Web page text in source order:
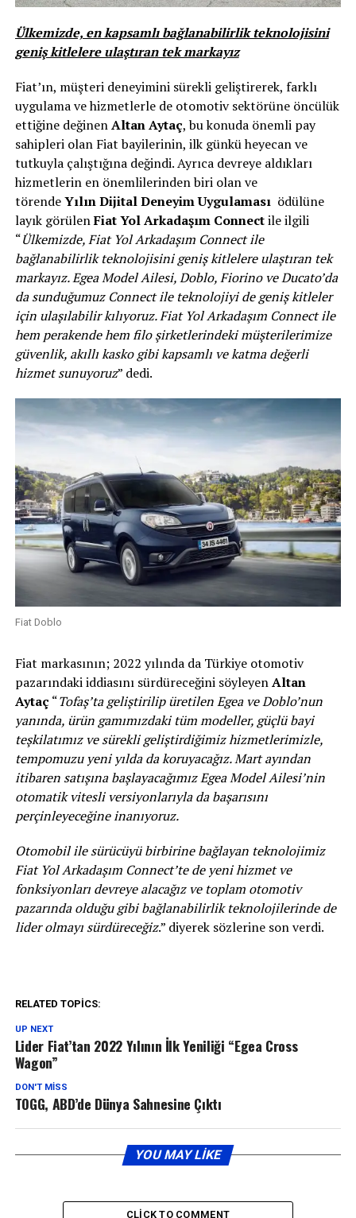
Ülkemizde, en kapsamlı bağlanabilirlik teknolojisini
geniş kitlelere ulaştıran tek markayız
Fiat’ın, müşteri deneyimini sürekli geliştirerek, farklı
uygulama ve hizmetlerle de otomotiv sektörüne öncülük
ettiğine değinenAltan Aytaç, bu konuda önemli pay
sahipleri olan Fiat bayilerinin, ilk günkü heyecan ve
tutkuyla çalıştığına değindi. Ayrıca devreye aldıkları
hizmetlerin en önemlilerinden biri olanve
törendeYılın Dijital Deneyim Uygulamasıödülüne
layık görülenFiat Yol Arkadaşım Connectile ilgili
“Ülkemizde, Fiat Yol Arkadaşım Connect ile
bağlanabilirlik teknolojisini geniş kitlelere ulaştıran tek
markayız. Egea Model Ailesi, Doblo, Fiorino ve Ducato’da
da sunduğumuz Connect ile teknolojiyi de geniş kitleler
için ulaşılabilir kılıyoruz. Fiat Yol Arkadaşım Connect ile
hem perakende hem filo şirketlerindeki müşterilerimize
güvenlik, akıllı kasko gibi kapsamlı ve katma değerli
hizmet sunuyoruz” dedi.
Fiat Doblo
Fiat markasının; 2022 yılında da Türkiye otomotiv
pazarındaki iddiasını sürdüreceğini söyleyenAltan
Aytaç “Tofaş’ta geliştirilip üretilen Egea ve Doblo’nun
yanında, ürün gamımızdaki tüm modeller, güçlü bayi
teşkilatımız ve sürekli geliştirdiğimiz hizmetlerimizle,
tempomuzu yeni yılda da koruyacağız. Mart ayından
itibaren satışına başlayacağımız Egea Model Ailesi’nin
otomatik vitesli versiyonlarıyla da başarısını
perçinleyeceğine inanıyoruz.
Otomobil ile sürücüyü birbirine bağlayan teknolojimiz
Fiat Yol Arkadaşım Connect’te de yeni hizmet ve
fonksiyonları devreye alacağız ve toplam otomotiv
pazarında olduğu gibi bağlanabilirlik teknolojilerinde de
lider olmayı sürdüreceğiz.” diyerek sözlerine son verdi.
RELATED TOPICS:
UP NEXT
Lider Fiat’tan 2022 Yılının İlk Yeniliği “Egea Cross
Wagon”
DON'T MISS
TOGG, ABD’de Dünya Sahnesine Çıktı
YOU MAY LIKE
CLICK TO COMMENT